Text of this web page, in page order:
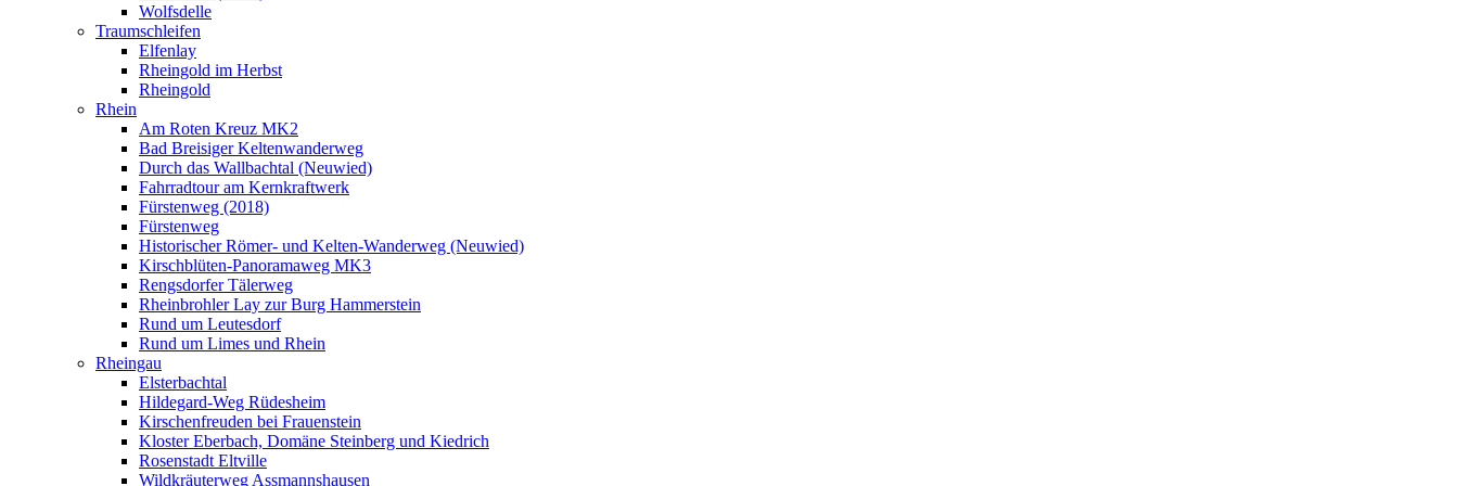
Wolfsdelle
Traumschleifen
Elfenlay
Rheingold im Herbst
Rheingold
Rhein
Am Roten Kreuz MK2
Bad Breisiger Keltenwanderweg
Durch das Wallbachtal (Neuwied)
Fahrradtour am Kernkraftwerk
Fürstenweg (2018)
Fürstenweg
Historischer Römer- und Kelten-Wanderweg (Neuwied)
Kirschblüten-Panoramaweg MK3
Rengsdorfer Tälerweg
Rheinbrohler Lay zur Burg Hammerstein
Rund um Leutesdorf
Rund um Limes und Rhein
Rheingau
Elsterbachtal
Hildegard-Weg Rüdesheim
Kirschenfreuden bei Frauenstein
Kloster Eberbach, Domäne Steinberg und Kiedrich
Rosenstadt Eltville
Wildkräuterweg Assmannshausen